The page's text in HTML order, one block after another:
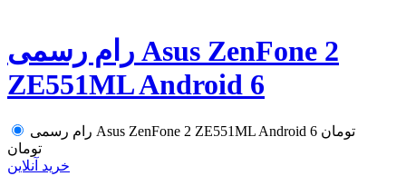
رام رسمی Asus ZenFone 2
ZE551ML Android 6
رام رسمی Asus ZenFone 2 ZE551ML Android 6 تومان
تومان
خرید آنلاین